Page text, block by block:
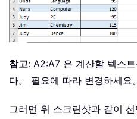
참고: A2:A7 은 계산할 텍스
다。 필요에 따라 변경하세요。
그러면 위 스크린샷과 같이